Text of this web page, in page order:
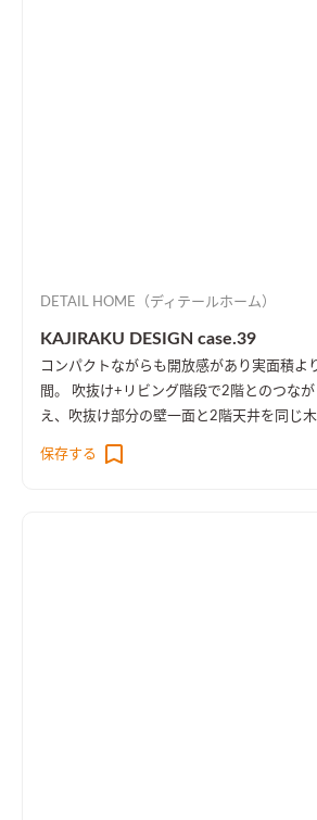
DETAIL HOME（ディテールホーム）
KAJIRAKU DESIGN case.39
コンパクトながらも開放感があり実面積よ
間。 吹抜け+リビング階段で2階とのつながりを持たせたのに加
え、吹抜け部分の壁一面と2階天井を同じ
より、1階・2階の一体感を演出しました。 趣味のピアノ室は、
楽譜を整理する本棚を壁一面に設け、屋外
保存する